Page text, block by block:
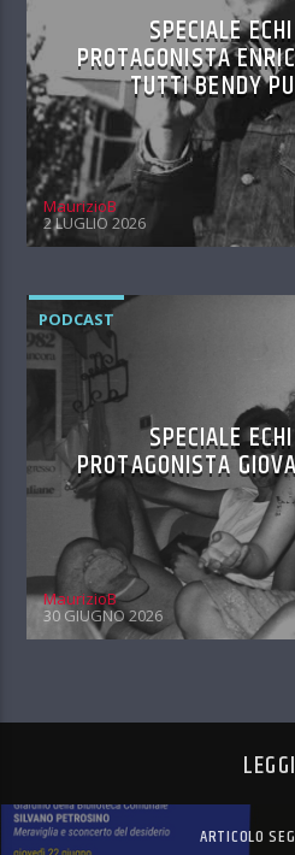
SPECIALE
PROTAGONISTA
TUTTI BENDY
MaurizioB
2 LUGLIO 2026
PODCAST
SPECIALE
PROTAGONISTA
MaurizioB
30 GIUGNO 2026
LEGGI
ARTICOLO